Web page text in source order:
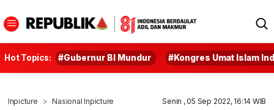
Hot Topics: #Gubernur BI Mundur #Kongres Umat Islam
Inpicture Nasional Inpicture Senin , 05 Sep 2022, 16:14 WIB